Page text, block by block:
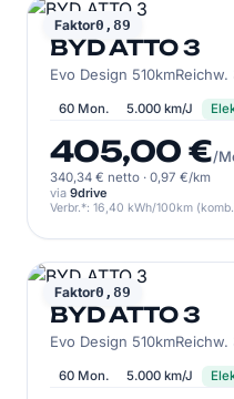
Faktor0,89
BYD
BYD ATTO 3
Evo Design 510kmReichw.
60 Mon. 5.000 km/J
405,00 €/
340,34 € netto · 0,97 €/km
via 9drive
Verbr.*: 16,40 kWh/100km
Faktor0,89
BYD
BYD ATTO 3
Evo Design 510kmReichw.
60 Mon. 5.000 km/J